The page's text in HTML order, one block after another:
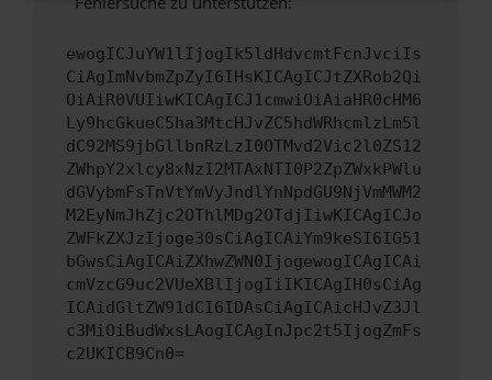
ewogICJuYW1lIjogIk5ldHdvcmtFcnJvciIs
CiAgImNvbmZpZyI6IHsKICAgICJtZXRob2Qi
OiAiR0VUIiwKICAgICJ1cmwiOiAiaHR0cHM6
Ly9hcGkueC5ha3MtcHJvZC5hdWRhcmlzLm5l
dC92MS9jbGllbnRzLzI0OTMvd2Vic2l0ZS12
ZWhpY2xlcy8xNzI2MTAxNTI0P2ZpZWxkPWlu
dGVybmFsTnVtYmVyJndlYnNpdGU9NjVmMWM2
M2EyNmJhZjc2OThlMDg2OTdjIiwKICAgICJo
ZWFkZXJzIjoge30sCiAgICAiYm9keSI6IG51
bGwsCiAgICAiZXhwZWN0IjogewogICAgICAi
cmVzcG9uc2VUeXBlIjogIiIKICAgIH0sCiAg
ICAidGltZW91dCI6IDAsCiAgICAicHJvZ3Jl
c3MiOiBudWxsLAogICAgInJpc2t5IjogZmFs
c2UKICB9Cn0=